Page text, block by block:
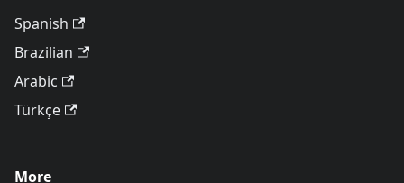
Spanish
Brazilian
Arabic
Türkçe
More